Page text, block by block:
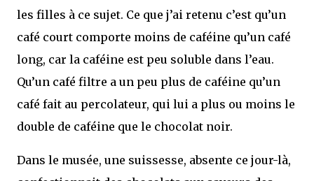
les filles à ce sujet. Ce que j’ai retenu c’est qu’un
café court comporte moins de caféine qu’un café
long, car la caféine est peu soluble dans l’eau.
Qu’un café filtre a un peu plus de caféine qu’un
café fait au percolateur, qui lui a plus ou moins le
double de caféine que le chocolat noir.
Dans le musée, une suissesse, absente ce jour-là,